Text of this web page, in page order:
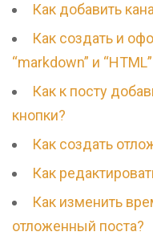
Как добавить
Как создать и
“markdown” и
Как к посту
кнопки?
Как создать
Как
Как изменить
отложенный поста?